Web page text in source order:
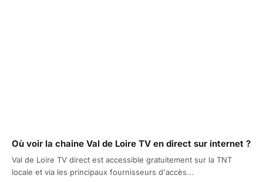
Où voir la chaine Val de Loire TV en direct sur internet ?
Val de Loire TV direct est accessible gratuitement sur la TNT
locale et via les principaux fournisseurs d'accès...